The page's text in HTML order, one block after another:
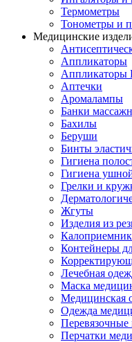
Термометры
Тонометры и
Медицинские
Аппликаторы
Аппликаторы
Аптечки
Аромалампы
Банки
Бахилы
Беруши
Бинты
Гигиена
Гигиена
Грелки и
Жгуты
Изделия из
Контейнеры
Лечебная
Маска
Медицинская
Одежда
Перевязочные
Перчатки